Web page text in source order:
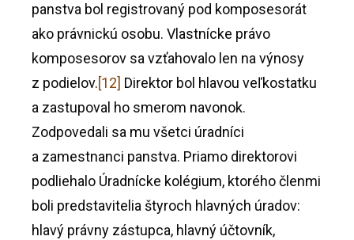
panstva bol registrovaný pod komposesorát
ako právnickú osobu. Vlastnícke právo
komposesorov sa vzťahovalo len na výnosy
z podielov.[12] Direktor bol hlavou veľkostatku
a zastupoval ho smerom navonok.
Zodpovedali sa mu všetci úradníci
a zamestnanci panstva. Priamo direktorovi
podliehalo Úradnícke kolégium, ktorého členmi
boli predstavitelia štyroch hlavných úradov:
hlavý právny zástupca, hlavný účtovník,